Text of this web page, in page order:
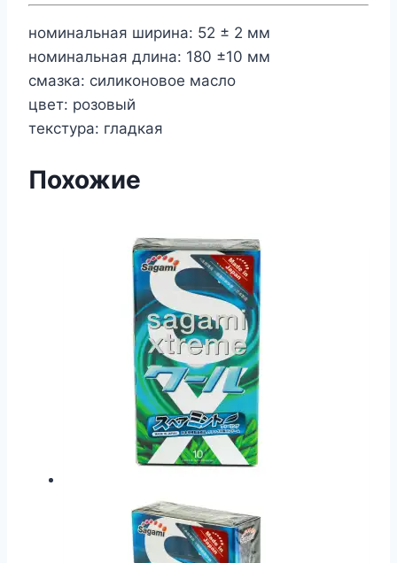
номинальная ширина: 52 ± 2 мм
номинальная длина: 180 ±10 мм
смазка: силиконовое масло
цвет: розовый
текстура: гладкая
Похожие